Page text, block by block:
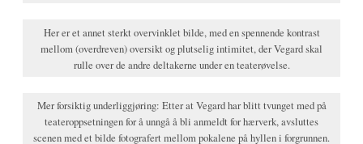
Her er et annet sterkt overvinklet bilde, med en spennende kontrast
mellom (overdreven) oversikt og plutselig intimitet, der Vegard skal
rulle over de andre deltakerne under en teaterøvelse.
Mer forsiktig underliggjøring: Etter at Vegard har blitt tvunget med på
teateroppsetningen for å unngå å bli anmeldt for hærverk, avsluttes
scenen med et bilde fotografert mellom pokalene på hyllen i forgrunnen.